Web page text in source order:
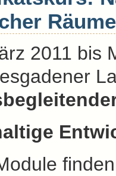
Räume
2011 bis